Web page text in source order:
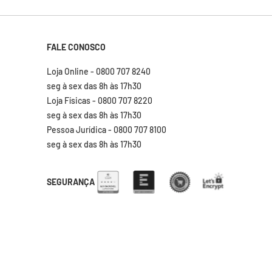
FALE CONOSCO
Loja Online - 0800 707 8240
seg à sex das 8h às 17h30
Loja Físicas - 0800 707 8220
seg à sex das 8h às 17h30
Pessoa Jurídica - 0800 707 8100
seg à sex das 8h às 17h30
SEGURANÇA